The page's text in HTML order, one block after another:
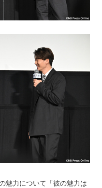
魅力について「彼の魅力は